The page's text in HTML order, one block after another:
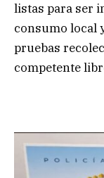
listas para ser
consumo local
pruebas
competente